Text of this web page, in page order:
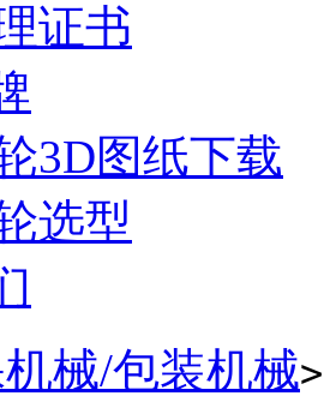
证书
3D图纸下载
选型
械/包装机械>